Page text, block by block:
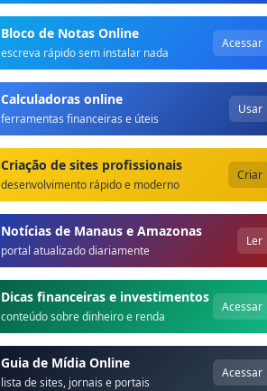
Bloco de Notas Online
escreva rápido sem instalar nada
Acessar
Calculadoras online
ferramentas financeiras e úteis
Usar
Criação de sites profissionais
desenvolvimento rápido e moderno
Criar
Notícias de Manaus e Amazonas
portal atualizado diariamente
Ler
Dicas financeiras e investimentos
conteúdo sobre dinheiro e renda
Acessar
Guia de Mídia Online
lista de sites, jornais e portais
Acessar